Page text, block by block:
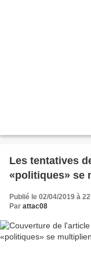
Les tentatives
«politiques» se
Publié le 02/04/2019 à
Par attac08